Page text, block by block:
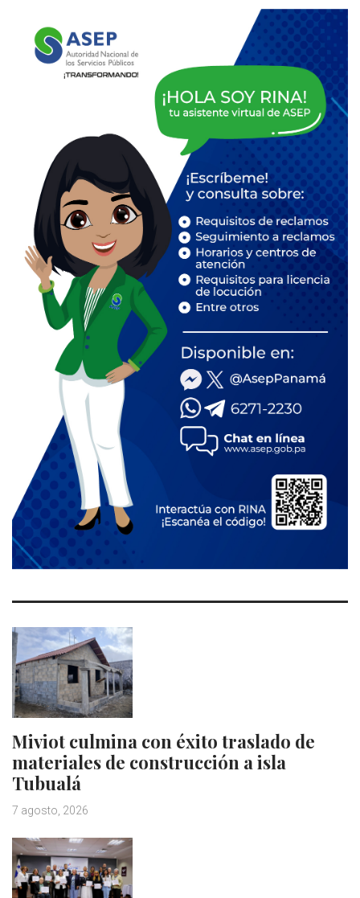
Miviot culmina con éxito traslado de
materiales de construcción a isla
Tubualá
7 agosto, 2026